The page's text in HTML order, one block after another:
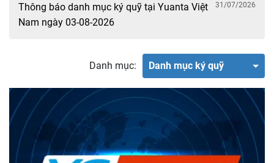
Thông báo danh mục ký quỹ tại Yuanta Việt
Nam ngày 03-08-2026
31/07/2026
Danh mục: Danh mục ký quỹ